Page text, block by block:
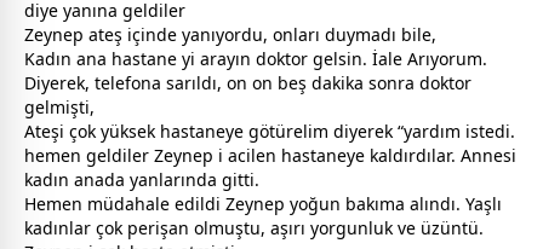
diye yanına geldiler
Zeynep ateş içinde yanıyordu, onları duymadı bile,
Kadın ana hastane yi arayın doktor gelsin. İale Arıyorum.
Diyerek, telefona sarıldı, on on beş dakika sonra doktor
gelmişti,
Ateşi çok yüksek hastaneye götürelim diyerek “yardım istedi.
hemen geldiler Zeynep i acilen hastaneye kaldırdılar. Annesi
kadın anada yanlarında gitti.
Hemen müdahale edildi Zeynep yoğun bakıma alındı. Yaşlı
kadınlar çok perişan olmuştu, aşırı yorgunluk ve üzüntü.